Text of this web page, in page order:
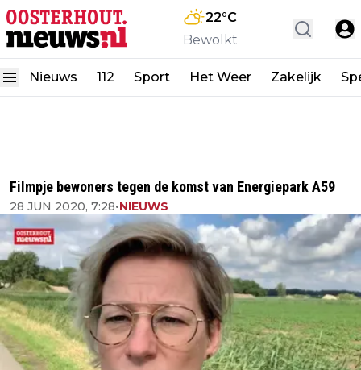
22°C
Bewolkt
Nieuws 112 Sport Het Weer Zakelijk
Filmpje bewoners tegen de komst van Energiepark A59
28 JUN 2020, 7:28•NIEUWS